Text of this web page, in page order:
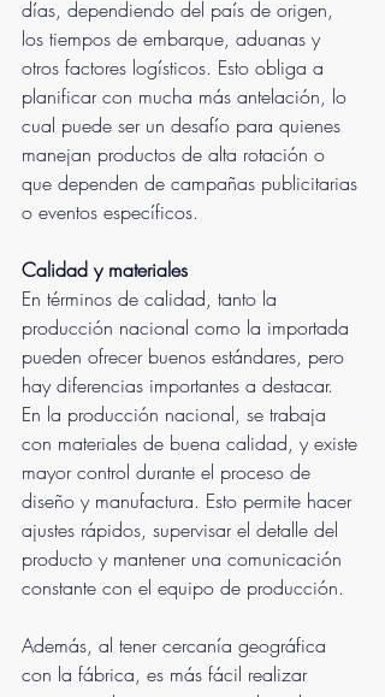
días, dependiendo del país de origen,
los tiempos de embarque, aduanas y
otros factores logísticos. Esto obliga a
planificar con mucha más antelación, lo
cual puede ser un desafío para quienes
manejan productos de alta rotación o
que dependen de campañas publicitarias
o eventos específicos.
Calidad y materiales
En términos de calidad, tanto la
producción nacional como la importada
pueden ofrecer buenos estándares, pero
hay diferencias importantes a destacar.
En la producción nacional, se trabaja
con materiales de buena calidad, y existe
mayor control durante el proceso de
diseño y manufactura. Esto permite hacer
ajustes rápidos, supervisar el detalle del
producto y mantener una comunicación
constante con el equipo de producción.
Además, al tener cercanía geográfica
con la fábrica, es más fácil realizar